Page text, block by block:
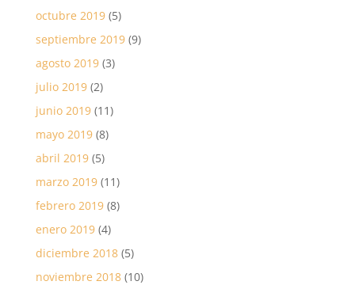
octubre 2019(5)
septiembre 2019(9)
agosto 2019(3)
julio 2019(2)
junio 2019(11)
mayo 2019(8)
abril 2019(5)
marzo 2019(11)
febrero 2019(8)
enero 2019(4)
diciembre 2018(5)
noviembre 2018(10)